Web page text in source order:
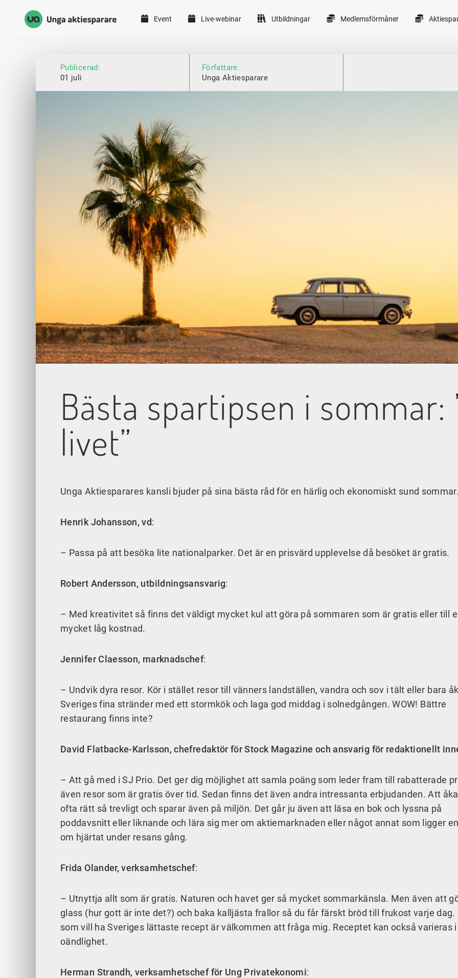
Unga Aktiesparare
Event Live-webinar Utbildningar Medlemsförmåner
Publicerad:
01 juli
Författare:
Unga Aktiesparare
Bästa spartipsen i sommar:
livet”
Unga Aktiesparares kansli bjuder på sina bästa råd för en härlig och ekonomiskt sund
Henrik Johansson, vd:
– Passa på att besöka lite nationalparker. Det är en prisvärd upplevelse då besöket är gratis.
Robert Andersson, utbildningsansvarig:
– Med kreativitet så finns det väldigt mycket kul att göra på sommaren som är gratis eller till
mycket låg kostnad.
Jennifer Claesson, marknadschef:
– Undvik dyra resor. Kör i stället resor till vänners landställen, vandra och sov i tält eller bara
Sveriges fina stränder med ett stormkök och laga god middag i solnedgången. WOW! Bättre
restaurang finns inte?
David Flatbacke-Karlsson, chefredaktör för Stock Magazine och ansvarig för redaktionellt
– Att gå med i SJ Prio. Det ger dig möjlighet att samla poäng som leder fram till rabatterade
även resor som är gratis över tid. Sedan finns det även andra intressanta erbjudanden. Att
ofta rätt så trevligt och sparar även på miljön. Det går ju även att läsa en bok och lyssna på
poddavsnitt eller liknande och lära sig mer om aktiemarknaden eller något annat som ligger
om hjärtat under resans gång.
Frida Olander, verksamhetschef:
– Utnyttja allt som är gratis. Naturen och havet ger så mycket sommarkänsla. Men även att
glass (hur gott är inte det?) och baka kalljästa frallor så du får färskt bröd till frukost varje dag.
som vill ha Sveriges lättaste recept är välkommen att fråga mig. Receptet kan också varieras i
oändlighet.
Herman Strandh, verksamhetschef för Ung Privatekonomi: